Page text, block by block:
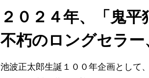
２０２４年、「鬼
不朽のロングセラ
池波正太郎生誕１００年企画として